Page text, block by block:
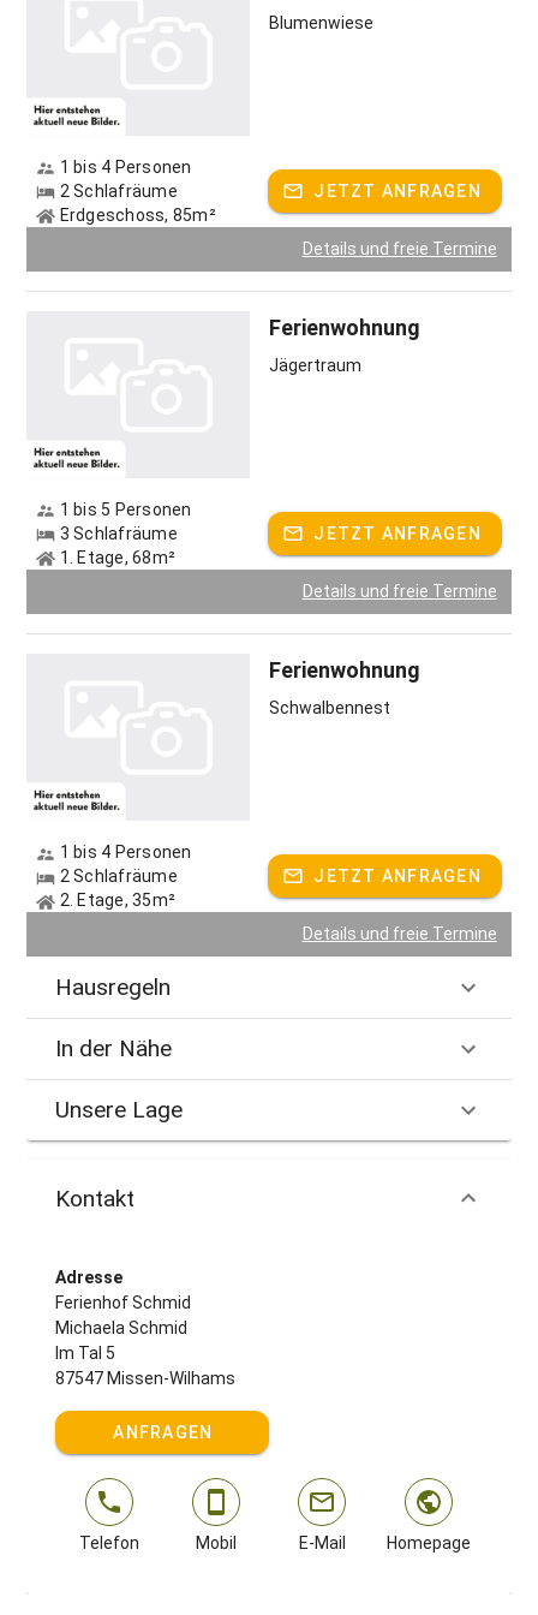
Blumenwiese
1 bis 4 Personen
2 Schlafräume
Erdgeschoss, 85m²
JETZT ANFRAGEN
Details und freie Termine
Ferienwohnung
Jägertraum
1 bis 5 Personen
3 Schlafräume
1. Etage, 68m²
JETZT ANFRAGEN
Details und freie Termine
Ferienwohnung
Schwalbennest
1 bis 4 Personen
2 Schlafräume
2. Etage, 35m²
JETZT ANFRAGEN
Details und freie Termine
Hausregeln
In der Nähe
Unsere Lage
Kontakt
Adresse
Ferienhof Schmid
Michaela Schmid
Im Tal 5
87547 Missen-Wilhams
ANFRAGEN
Telefon Mobil E-Mail Homepage